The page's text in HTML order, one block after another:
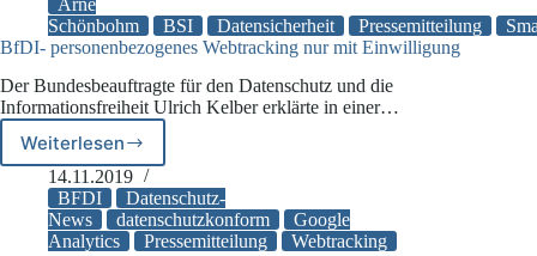
Smartphones
Schönbohm
BSI Datensicherheit Pressemitteilung
BfDI- personenbezogenes Webtracking nur mit Einwilligung
Der Bundesbeauftragte für den Datenschutz und die
Informationsfreiheit Ulrich Kelber erklärte in einer…
Weiterlesen
BfDI-
personenbezogenes
Webtracking
nur
mit
14.11.2019
BFDI
Datenschutz-
News
datenschutzkonform
Google
Analytics
Pressemitteilung Webtracking